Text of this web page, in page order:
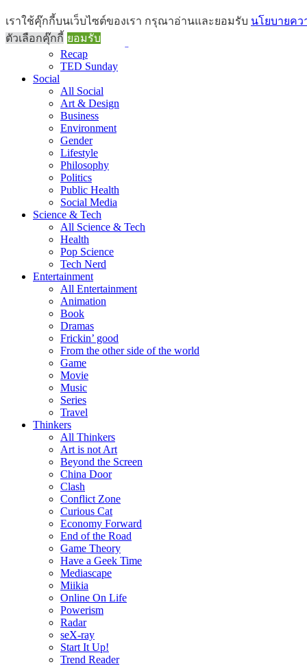
Brief
All Brief
Goods Morning
Recap
TED Sunday
Social
All Social
Art & Design
Business
Environment
Gender
Lifestyle
Philosophy
Politics
Public Health
Social Media
Science & Tech
All Science & Tech
Health
Pop Science
Tech Nerd
Entertainment
All Entertainment
Animation
Book
Dramas
Frickin’ good
From the other side of the world
Game
Movie
Music
Series
Travel
Thinkers
All Thinkers
Art is not Art
Beyond the Screen
China Door
Clash
Conflict Zone
Curious Cat
Economy Forward
End of the Road
Game Theory
Have a Geek Time
Mediascape
Miikia
Online On Life
Powerism
Radar
seX-ray
Start It Up!
Trend Reader
เราใช้คุ๊กกี้บนเว็บไซต์ของเรา กรุณาอ่านและยอมรับ นโยบายคว
ตัวเลือกคุ๊กกี้ ยอมรับ